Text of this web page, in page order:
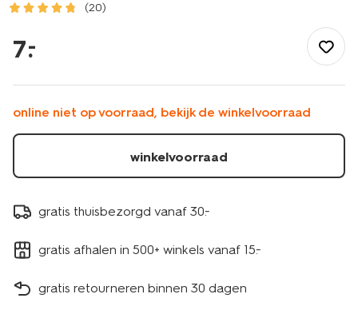
(20)
slapen/badkamer/strandlakens/kinder-
strandlaken-
velours-
zeepaardje-
7.
–
online niet op voorraad, bekijk de winkelvoorraad
winkelvoorraad
gratis thuisbezorgd vanaf 30.-
gratis afhalen in 500+ winkels vanaf 15.-
gratis retourneren binnen 30 dagen